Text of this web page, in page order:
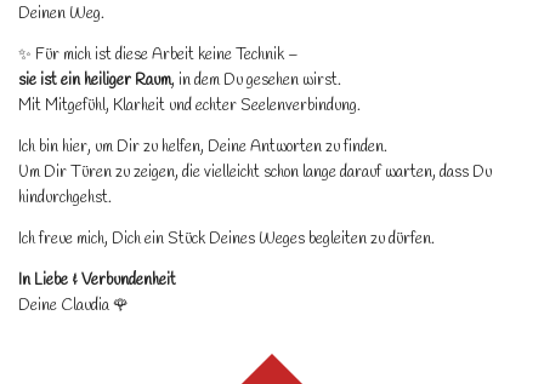
Deinen Weg.
✨ Für mich ist diese Arbeit keine Technik –
sie ist ein heiliger Raum, in dem Du gesehen wirst.
Mit Mitgefühl, Klarheit und echter Seelenverbindung.
Ich bin hier, um Dir zu helfen, Deine Antworten zu finden.
Um Dir Türen zu zeigen, die vielleicht schon lange darauf warten, dass Du
hindurchgehst.
Ich freue mich, Dich ein Stück Deines Weges begleiten zu dürfen.
In Liebe & Verbundenheit
Deine Claudia 🌹